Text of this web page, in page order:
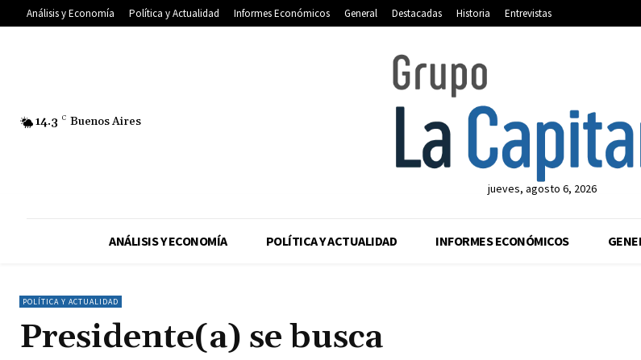
Análisis y Economía Política y Actualidad Informes Económicos General Destacadas Historia Entrevistas
14.3 C Buenos Aires
jueves, agosto 6, 2026
ANÁLISIS Y ECONOMÍA POLÍTICA Y ACTUALIDAD INFORMES ECONÓMICOS
POLÍTICA Y ACTUALIDAD
Presidente(a) se busca